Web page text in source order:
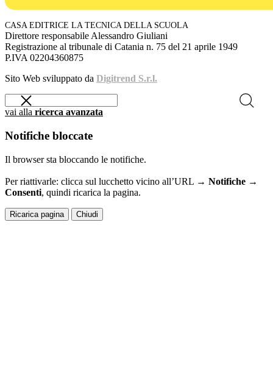
CASA EDITRICE LA TECNICA DELLA SCUOLA
Direttore responsabile Alessandro Giuliani
Registrazione al tribunale di Catania n. 75 del 21 aprile 1949
P.IVA 02204360875
Sito Web sviluppato da Digitrend S.r.l.
vai alla ricerca avanzata
Notifiche bloccate
Il browser sta bloccando le notifiche.
Per riattivarle: clicca sul lucchetto vicino all’URL → Notifiche →
Consenti, quindi ricarica la pagina.
Ricarica pagina Chiudi